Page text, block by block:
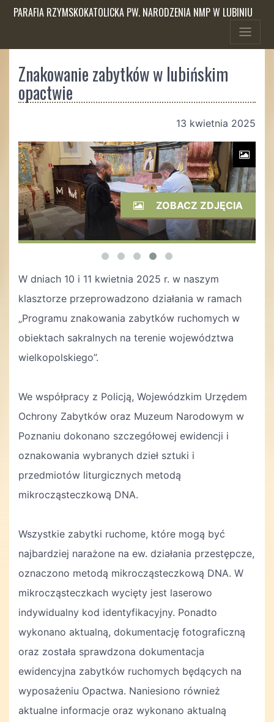
PARAFIA RZYMSKOKATOLICKA PW. NARODZENIA NMP W LUBINIU
Znakowanie zabytków w lubińskim
opactwie
13 kwietnia 2025
ZOBACZ ZDJĘCIA
W dniach 10 i 11 kwietnia 2025 r. w naszym
klasztorze przeprowadzono działania w ramach
„Programu znakowania zabytków ruchomych w
obiektach sakralnych na terenie województwa
wielkopolskiego”.
We współpracy z Policją, Wojewódzkim Urzędem
Ochrony Zabytków oraz Muzeum Narodowym w
Poznaniu dokonano szczegółowej ewidencji i
oznakowania wybranych dzieł sztuki i
przedmiotów liturgicznych metodą
mikrocząsteczkową DNA.
Wszystkie zabytki ruchome, które mogą być
najbardziej narażone na ew. działania przestępcze,
oznaczono metodą mikrocząsteczkową DNA. W
mikrocząsteczkach wycięty jest laserowo
indywidualny kod identyfikacyjny. Ponadto
wykonano aktualną, dokumentację fotograficzną
oraz została sprawdzona dokumentacja
ewidencyjna zabytków ruchomych będących na
wyposażeniu Opactwa. Naniesiono również
aktualne informacje oraz wykonano aktualną